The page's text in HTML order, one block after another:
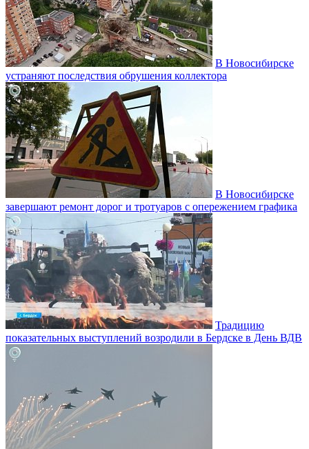
В Новосибирске
устраняют последствия обрушения коллектора
В Новосибирске
завершают ремонт дорог и тротуаров с опережением графика
Традицию
показательных выступлений возродили в Бердске в День ВДВ